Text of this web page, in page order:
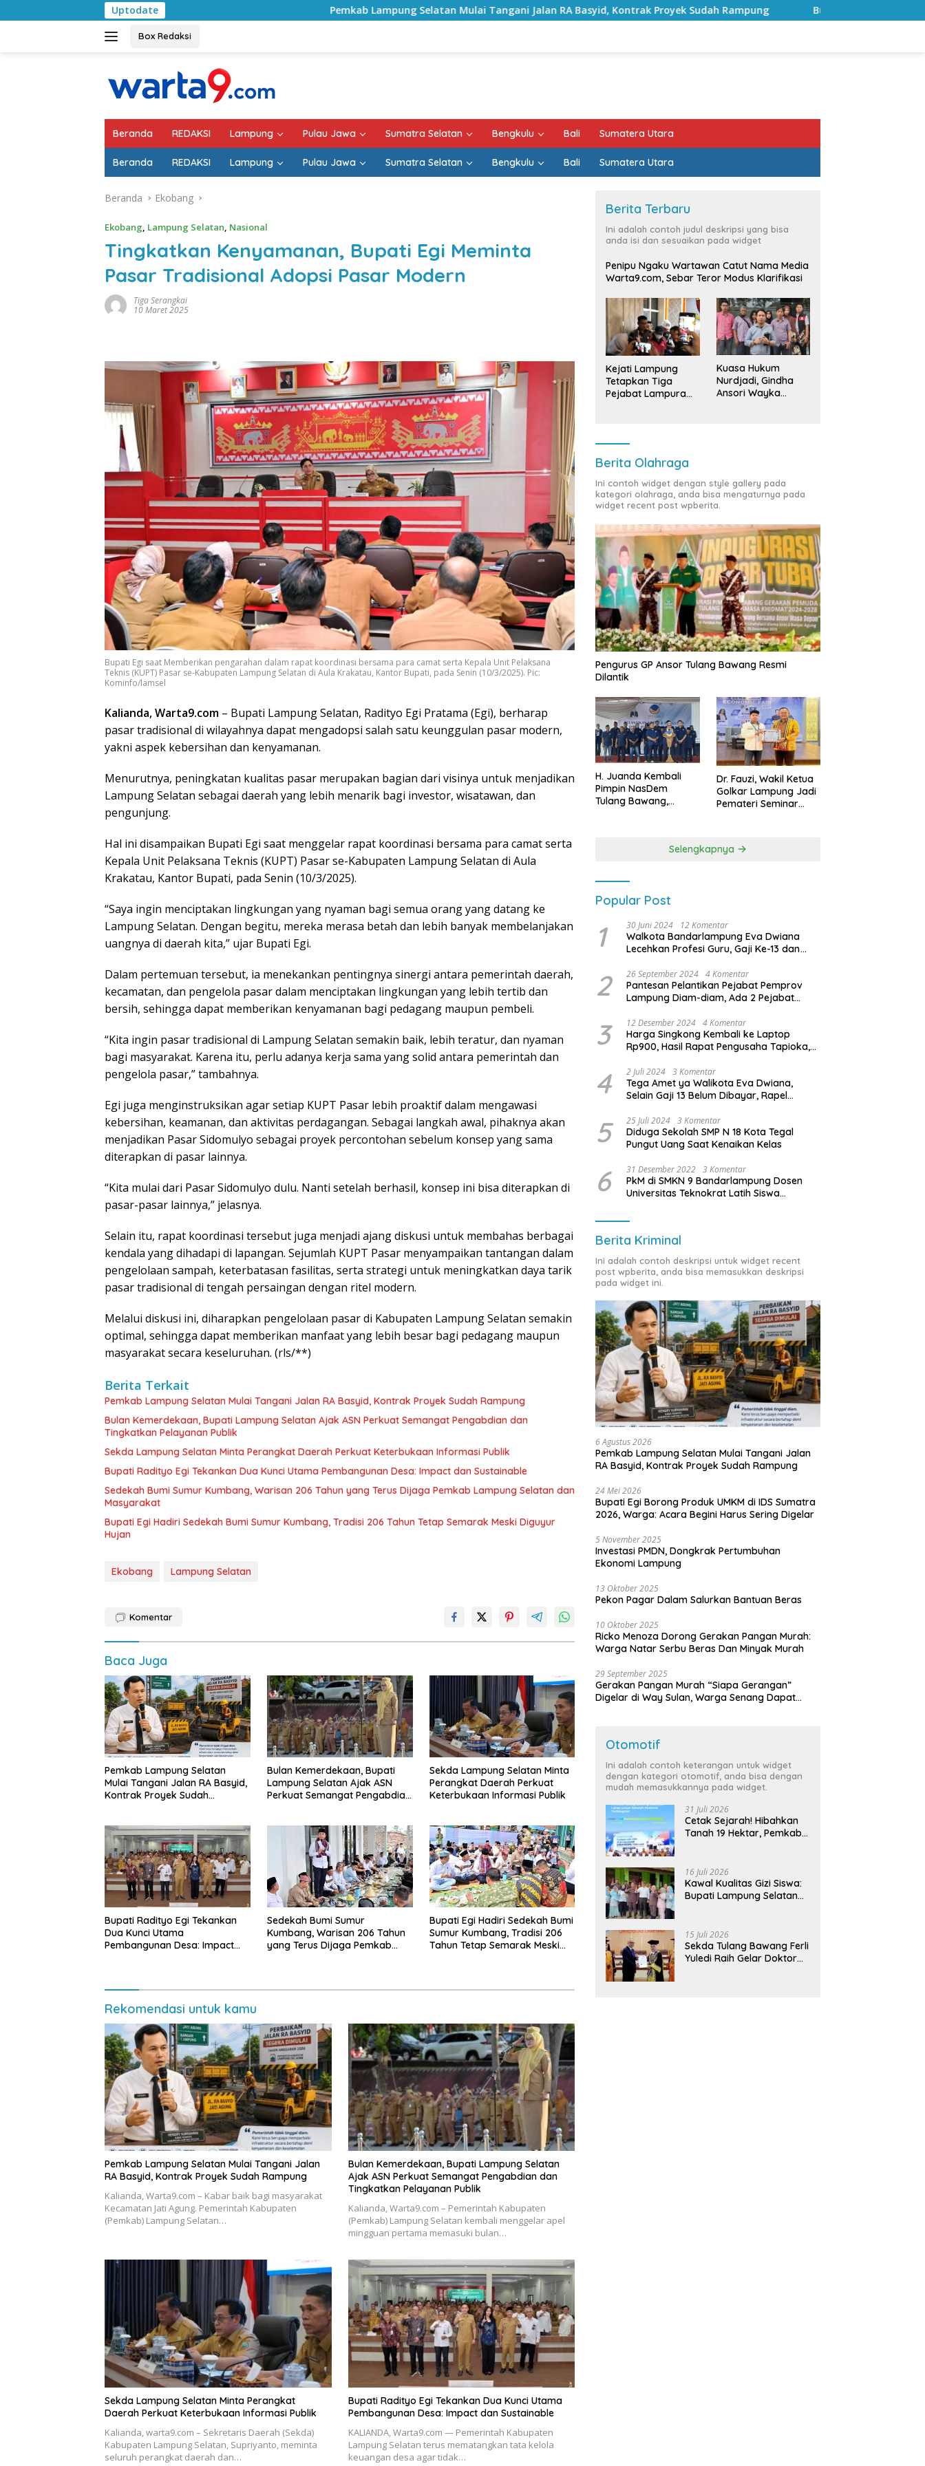
ke
Uptodate Pemkab Lampung Selatan Mulai Tangani Jalan RA Basyid, Kontrak Proyek Sudah Rampung Bulan Kemerdekaan, Bupati Lampung Selatan
Box Redaksi
Beranda REDAKSI Lampung Pulau Jawa Sumatra Selatan Bengkulu Bali Sumatera Utara
Beranda REDAKSI Lampung Pulau Jawa Sumatra Selatan Bengkulu Bali Sumatera Utara
Beranda Ekobang
Ekobang, Lampung Selatan, Nasional
Tingkatkan Kenyamanan, Bupati Egi Meminta
Pasar Tradisional Adopsi Pasar Modern
Tiga Serangkai
10 Maret 2025
Bupati Egi saat Memberikan pengarahan dalam rapat koordinasi bersama para camat serta Kepala Unit Pelaksana
Teknis (KUPT) Pasar se-Kabupaten Lampung Selatan di Aula Krakatau, Kantor Bupati, pada Senin (10/3/2025). Pic:
Kominfo/lamsel
Kalianda, Warta9.com – Bupati Lampung Selatan, Radityo Egi Pratama (Egi), berharap
pasar tradisional di wilayahnya dapat mengadopsi salah satu keunggulan pasar modern,
yakni aspek kebersihan dan kenyamanan.
Menurutnya, peningkatan kualitas pasar merupakan bagian dari visinya untuk menjadikan
Lampung Selatan sebagai daerah yang lebih menarik bagi investor, wisatawan, dan
pengunjung.
Hal ini disampaikan Bupati Egi saat menggelar rapat koordinasi bersama para camat serta
Kepala Unit Pelaksana Teknis (KUPT) Pasar se-Kabupaten Lampung Selatan di Aula
Krakatau, Kantor Bupati, pada Senin (10/3/2025).
“Saya ingin menciptakan lingkungan yang nyaman bagi semua orang yang datang ke
Lampung Selatan. Dengan begitu, mereka merasa betah dan lebih banyak membelanjakan
uangnya di daerah kita,” ujar Bupati Egi.
Dalam pertemuan tersebut, ia menekankan pentingnya sinergi antara pemerintah daerah,
kecamatan, dan pengelola pasar dalam menciptakan lingkungan yang lebih tertib dan
bersih, sehingga dapat memberikan kenyamanan bagi pedagang maupun pembeli.
“Kita ingin pasar tradisional di Lampung Selatan semakin baik, lebih teratur, dan nyaman
bagi masyarakat. Karena itu, perlu adanya kerja sama yang solid antara pemerintah dan
pengelola pasar,” tambahnya.
Egi juga menginstruksikan agar setiap KUPT Pasar lebih proaktif dalam mengawasi
kebersihan, keamanan, dan aktivitas perdagangan. Sebagai langkah awal, pihaknya akan
menjadikan Pasar Sidomulyo sebagai proyek percontohan sebelum konsep yang sama
diterapkan di pasar lainnya.
“Kita mulai dari Pasar Sidomulyo dulu. Nanti setelah berhasil, konsep ini bisa diterapkan di
pasar-pasar lainnya,” jelasnya.
Selain itu, rapat koordinasi tersebut juga menjadi ajang diskusi untuk membahas berbagai
kendala yang dihadapi di lapangan. Sejumlah KUPT Pasar menyampaikan tantangan dalam
pengelolaan sampah, keterbatasan fasilitas, serta strategi untuk meningkatkan daya tarik
pasar tradisional di tengah persaingan dengan ritel modern.
Melalui diskusi ini, diharapkan pengelolaan pasar di Kabupaten Lampung Selatan semakin
optimal, sehingga dapat memberikan manfaat yang lebih besar bagi pedagang maupun
masyarakat secara keseluruhan. (rls/**)
Berita Terkait
Pemkab Lampung Selatan Mulai Tangani Jalan RA Basyid, Kontrak Proyek Sudah Rampung
Bulan Kemerdekaan, Bupati Lampung Selatan Ajak ASN Perkuat Semangat Pengabdian dan
Tingkatkan Pelayanan Publik
Sekda Lampung Selatan Minta Perangkat Daerah Perkuat Keterbukaan Informasi Publik
Bupati Radityo Egi Tekankan Dua Kunci Utama Pembangunan Desa: Impact dan Sustainable
Sedekah Bumi Sumur Kumbang, Warisan 206 Tahun yang Terus Dijaga Pemkab Lampung Selatan dan
Masyarakat
Bupati Egi Hadiri Sedekah Bumi Sumur Kumbang, Tradisi 206 Tahun Tetap Semarak Meski Diguyur
Hujan
Ekobang Lampung Selatan
Komentar
Baca Juga
Pemkab Lampung Selatan
Mulai Tangani Jalan RA Basyid,
Kontrak Proyek Sudah
Bulan Kemerdekaan, Bupati
Lampung Selatan Ajak ASN
Perkuat Semangat Pengabdian
Sekda Lampung Selatan Minta
Perangkat Daerah Perkuat
Keterbukaan Informasi Publik
Bupati Radityo Egi Tekankan
Dua Kunci Utama
Pembangunan Desa: Impact
Sedekah Bumi Sumur
Kumbang, Warisan 206 Tahun
yang Terus Dijaga Pemkab
Bupati Egi Hadiri Sedekah Bumi
Sumur Kumbang, Tradisi 206
Tahun Tetap Semarak Meski
Rekomendasi untuk kamu
Pemkab Lampung Selatan Mulai Tangani Jalan
RA Basyid, Kontrak Proyek Sudah Rampung
Kalianda, Warta9.com – Kabar baik bagi masyarakat
Kecamatan Jati Agung. Pemerintah Kabupaten
(Pemkab) Lampung Selatan…
Bulan Kemerdekaan, Bupati Lampung Selatan
Ajak ASN Perkuat Semangat Pengabdian dan
Tingkatkan Pelayanan Publik
Kalianda, Warta9.com – Pemerintah Kabupaten
(Pemkab) Lampung Selatan kembali menggelar apel
mingguan pertama memasuki bulan…
Sekda Lampung Selatan Minta Perangkat
Daerah Perkuat Keterbukaan Informasi Publik
Kalianda, warta9.com – Sekretaris Daerah (Sekda)
Kabupaten Lampung Selatan, Supriyanto, meminta
seluruh perangkat daerah dan…
Bupati Radityo Egi Tekankan Dua Kunci Utama
Pembangunan Desa: Impact dan Sustainable
KALIANDA, Warta9.com — Pemerintah Kabupaten
Lampung Selatan terus mematangkan tata kelola
keuangan desa agar tidak…
Berita Terbaru
Ini adalah contoh judul deskripsi yang bisa
anda isi dan sesuaikan pada widget
Penipu Ngaku Wartawan Catut Nama Media
Warta9.com, Sebar Teror Modus Klarifikasi
Kejati Lampung
Tetapkan Tiga
Pejabat Lampura
Kuasa Hukum
Nurdjadi, Gindha
Ansori Wayka
Berita Olahraga
Ini contoh widget dengan style gallery pada
kategori olahraga, anda bisa mengaturnya pada
widget recent post wpberita.
Pengurus GP Ansor Tulang Bawang Resmi
Dilantik
H. Juanda Kembali
Pimpin NasDem
Tulang Bawang,
Dr. Fauzi, Wakil Ketua
Golkar Lampung Jadi
Pemateri Seminar
Kebangsaan
Selengkapnya
Popular Post
1 30 Juni 2024 12 Komentar
Walkota Bandarlampung Eva Dwiana
Lecehkan Profesi Guru, Gaji Ke-13 dan
2 26 September 2024 4 Komentar
Pantesan Pelantikan Pejabat Pemprov
Lampung Diam-diam, Ada 2 Pejabat
3 12 Desember 2024 4 Komentar
Harga Singkong Kembali ke Laptop
Rp900, Hasil Rapat Pengusaha Tapioka,
Lampung
4 2 Juli 2024 3 Komentar
Tega Amet ya Walikota Eva Dwiana,
Selain Gaji 13 Belum Dibayar, Rapel
Dibayar
5 25 Juli 2024 3 Komentar
Diduga Sekolah SMP N 18 Kota Tegal
Pungut Uang Saat Kenaikan Kelas
6 31 Desember 2022 3 Komentar
PkM di SMKN 9 Bandarlampung Dosen
Universitas Teknokrat Latih Siswa
Berita Kriminal
Ini adalah contoh deskripsi untuk widget recent
post wpberita, anda bisa memasukkan deskripsi
pada widget ini.
6 Agustus 2026
Pemkab Lampung Selatan Mulai Tangani Jalan
RA Basyid, Kontrak Proyek Sudah Rampung
24 Mei 2026
Bupati Egi Borong Produk UMKM di IDS Sumatra
2026, Warga: Acara Begini Harus Sering Digelar
5 November 2025
Investasi PMDN, Dongkrak Pertumbuhan
Ekonomi Lampung
13 Oktober 2025
Pekon Pagar Dalam Salurkan Bantuan Beras
10 Oktober 2025
Ricko Menoza Dorong Gerakan Pangan Murah:
Warga Natar Serbu Beras Dan Minyak Murah
29 September 2025
Gerakan Pangan Murah “Siapa Gerangan”
Digelar di Way Sulan, Warga Senang Dapat
Otomotif
Ini adalah contoh keterangan untuk widget
dengan kategori otomotif, anda bisa dengan
mudah memasukkannya pada widget.
31 Juli 2026
Cetak Sejarah! Hibahkan
Tanah 19 Hektar, Pemkab
Terintegrasi Pertama di
Lampung
16 Juli 2026
Kawal Kualitas Gizi Siswa:
Bupati Lampung Selatan
Bergizi Gratis di Natar
15 Juli 2026
Sekda Tulang Bawang Ferli
Yuledi Raih Gelar Doktor